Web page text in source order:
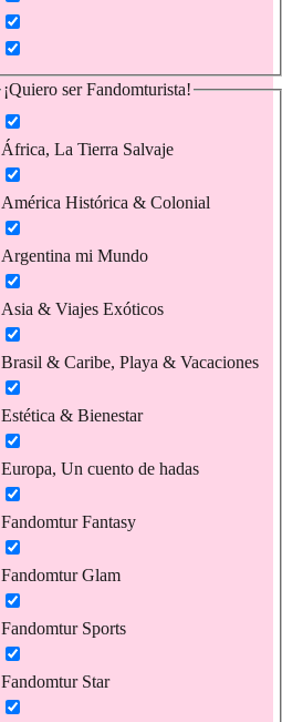
¡Quiero ser Fandomturista!
África, La Tierra Salvaje
América Histórica & Colonial
Argentina mi Mundo
Asia & Viajes Exóticos
Brasil & Caribe, Playa & Vacaciones
Estética & Bienestar
Europa, Un cuento de hadas
Fandomtur Fantasy
Fandomtur Glam
Fandomtur Sports
Fandomtur Star